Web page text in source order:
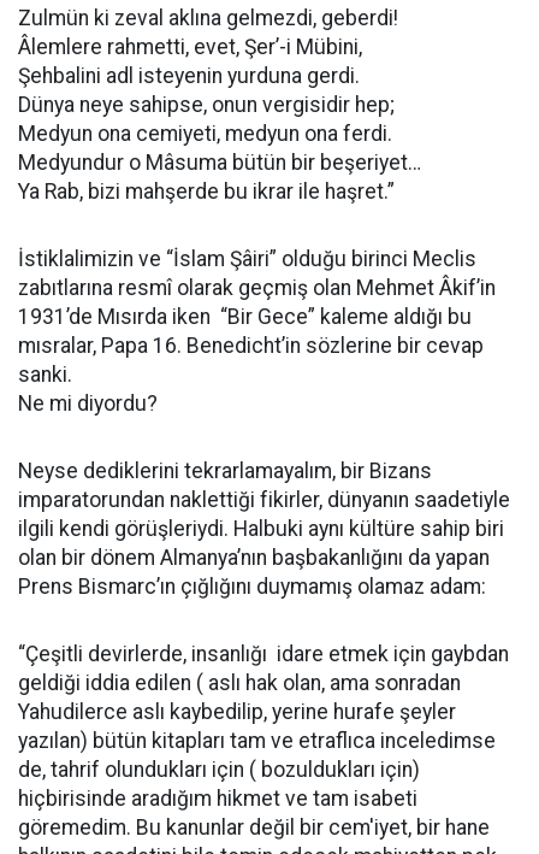
Zulmün ki zeval aklına gelmezdi, geberdi!
Âlemlere rahmetti, evet, Şer’-i Mübini,
Şehbalini adl isteyenin yurduna gerdi.
Dünya neye sahipse, onun vergisidir hep;
Medyun ona cemiyeti, medyun ona ferdi.
Medyundur o Mâsuma bütün bir beşeriyet…
Ya Rab, bizi mahşerde bu ikrar ile haşret.”
İstiklalimizin ve “İslam Şâiri” olduğu birinci Meclis
zabıtlarına resmî olarak geçmiş olan Mehmet Âkif’in
1931’de Mısırda iken “Bir Gece” kaleme aldığı bu
mısralar, Papa 16. Benedicht’in sözlerine bir cevap
sanki.
Ne mi diyordu?
Neyse dediklerini tekrarlamayalım, bir Bizans
imparatorundan naklettiği fikirler, dünyanın saadetiyle
ilgili kendi görüşleriydi. Halbuki aynı kültüre sahip biri
olan bir dönem Almanya’nın başbakanlığını da yapan
Prens Bismarc’ın çığlığını duymamış olamaz adam:
“Çeşitli devirlerde, insanlığı idare etmek için gaybdan
geldiği iddia edilen ( aslı hak olan, ama sonradan
Yahudilerce aslı kaybedilip, yerine hurafe şeyler
yazılan) bütün kitapları tam ve etraflıca inceledimse
de, tahrif olundukları için ( bozuldukları için)
hiçbirisinde aradığım hikmet ve tam isabeti
göremedim. Bu kanunlar değil bir cem'iyet, bir hane